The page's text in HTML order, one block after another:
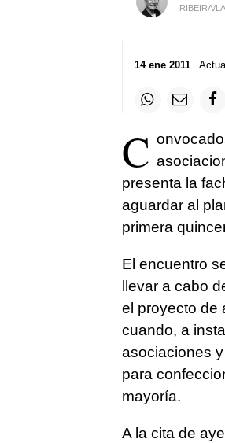
RIBEIRA/
14 ene 2011.
C
presenta la
aguardar al
primera
El encuentro
llevar a cabo
el proyecto de
cuando, a
asociaciones
para
mayoría.
A la cita de